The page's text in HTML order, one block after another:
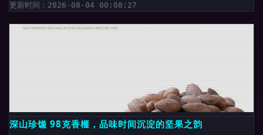
更新时间：2026-08-04 00:08:27
深山珍馐 98克香榧，品味时间沉淀的坚果之韵